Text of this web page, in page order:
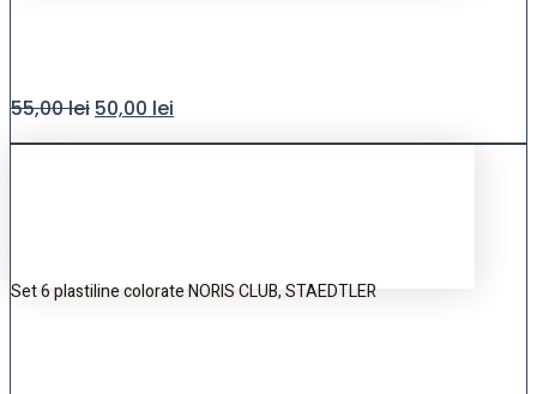
55,00lei 50,00 lei
Set 6 plastiline colorate NORIS CLUB, STAEDTLER